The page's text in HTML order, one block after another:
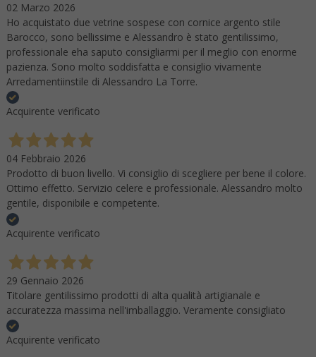
02 Marzo 2026
Ho acquistato due vetrine sospese con cornice argento stile
Barocco, sono bellissime e Alessandro è stato gentilissimo,
professionale eha saputo consigliarmi per il meglio con enorme
pazienza. Sono molto soddisfatta e consiglio vivamente
Arredamentiinstile di Alessandro La Torre.
Acquirente verificato
04 Febbraio 2026
Prodotto di buon livello. Vi consiglio di scegliere per bene il colore.
Ottimo effetto. Servizio celere e professionale. Alessandro molto
gentile, disponibile e competente.
Acquirente verificato
29 Gennaio 2026
Titolare gentilissimo prodotti di alta qualità artigianale e
accuratezza massima nell'imballaggio. Veramente consigliato
Acquirente verificato